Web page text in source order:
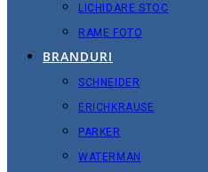
LICHIDARE STOC
RAME FOTO
BRANDURI
SCHNEIDER
ERICHKRAUSE
PARKER
WATERMAN